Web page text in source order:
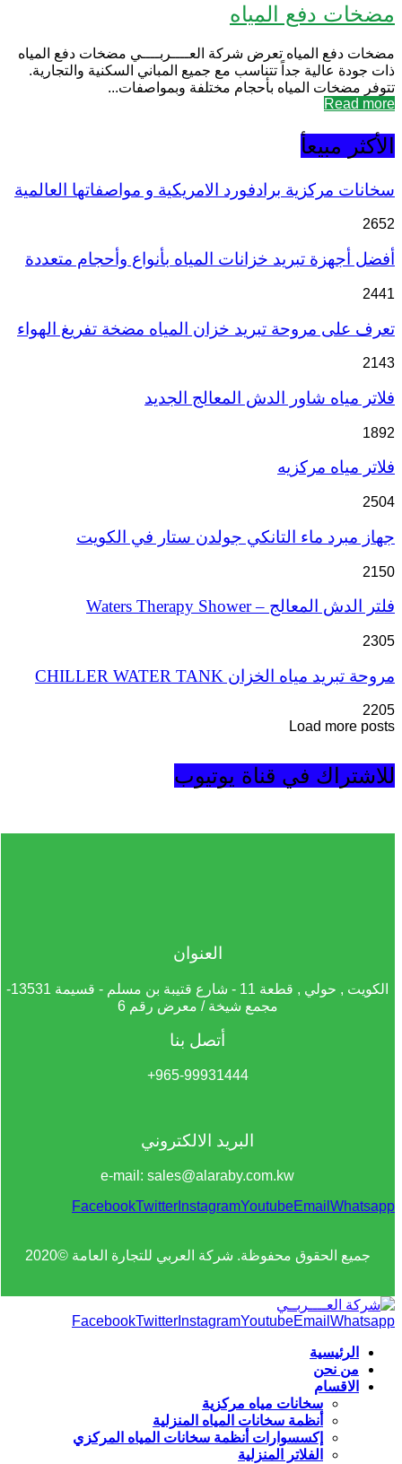
مضخات دفع المياه
مضخات دفع المياه تعرض شركة العــــربــــي مضخات دفع المياه
ذات جودة عالية جداً تتناسب مع جميع المباني السكنية والتجارية.
تتوفر مضخات المياه بأحجام مختلفة وبمواصفات...
Read more
الأكثر مبيعأ
سخانات مركزية برادفورد الامريكية و مواصفاتها العالمية
2652
أفضل أجهزة تبريد خزانات المياه بأنواع وأحجام متعددة
2441
تعرف على مروحة تبريد خزان المياه مضخة تفريغ الهواء
2143
فلاتر مياه شاور الدش المعالج الجديد
1892
فلاتر مياه مركزيه
2504
جهاز مبرد ماء التانكي جولدن ستار في الكويت
2150
فلتر الدش المعالج – Waters Therapy Shower
2305
مروحة تبريد مياه الخزان CHILLER WATER TANK
2205
Load more posts
للاشتراك في قناة يوتيوب
العنوان
الكويت , حولي , قطعة 11 - شارع قتيبة بن مسلم - قسيمة 13531-
مجمع شيخة / معرض رقم 6
أتصل بنا
965-99931444+
البريد الالكتروني
e-mail: sales@alaraby.com.kw
FacebookTwitter InstagramYoutubeEmail Whatsapp
جميع الحقوق محفوظة. شركة العربي للتجارة العامة ©2020
FacebookTwitter InstagramYoutubeEmail Whatsapp
الرئيسية
من نحن
الاقسام
سخانات مياه مركزية
أنظمة سخانات المياه المنزلية
إكسسوارات أنظمة سخانات المياه المركزي
الفلاتر المنزلية